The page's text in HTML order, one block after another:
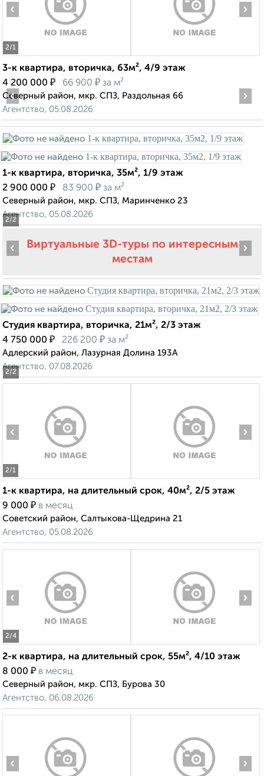
2/1
‹ ›
3-к квартира, вторичка, 63м², 4/9 этаж
4 200 000 ₽ 66 900 ₽ за м²
Северный район, мкр. СПЗ, Раздольная 66
Агентство, 05.08.2026
2/2
‹ ›
1-к квартира, вторичка, 35м², 1/9 этаж
2 900 000 ₽ 83 900 ₽ за м²
Северный район, мкр. СПЗ, Маринченко 23
Агентство, 05.08.2026
Виртуальные 3D-туры по интересным
местам
2/2
‹ ›
Студия квартира, вторичка, 21м², 2/3 этаж
4 750 000 ₽ 226 200 ₽ за м²
Адлерский район, Лазурная Долина 193А
Агентство, 07.08.2026
2/1
‹ ›
1-к квартира, на длительный срок, 40м², 2/5 этаж
9 000 ₽ в месяц
Советский район, Салтыкова-Щедрина 21
Агентство, 05.08.2026
2/4
‹ ›
2-к квартира, на длительный срок, 55м², 4/10 этаж
8 000 ₽ в месяц
Северный район, мкр. СПЗ, Бурова 30
Агентство, 06.08.2026
‹ ›